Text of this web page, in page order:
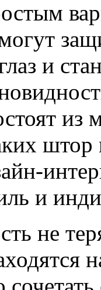
и
из
штор
и
не